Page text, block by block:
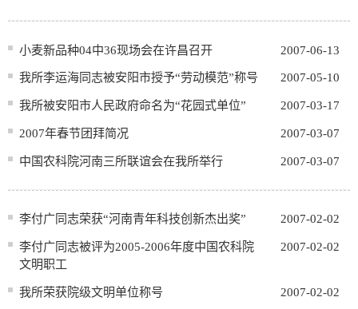
小麦新品种04中36现场会在许昌召开 2007-06-13
我所李运海同志被安阳市授予“劳动模范”称号 2007-05-10
我所被安阳市人民政府命名为“花园式单位” 2007-03-17
2007年春节团拜简况 2007-03-07
中国农科院河南三所联谊会在我所举行 2007-03-07
李付广同志荣获“河南青年科技创新杰出奖” 2007-02-02
李付广同志被评为2005-2006年度中国农科院
文明职工
2007-02-02
我所荣获院级文明单位称号 2007-02-02